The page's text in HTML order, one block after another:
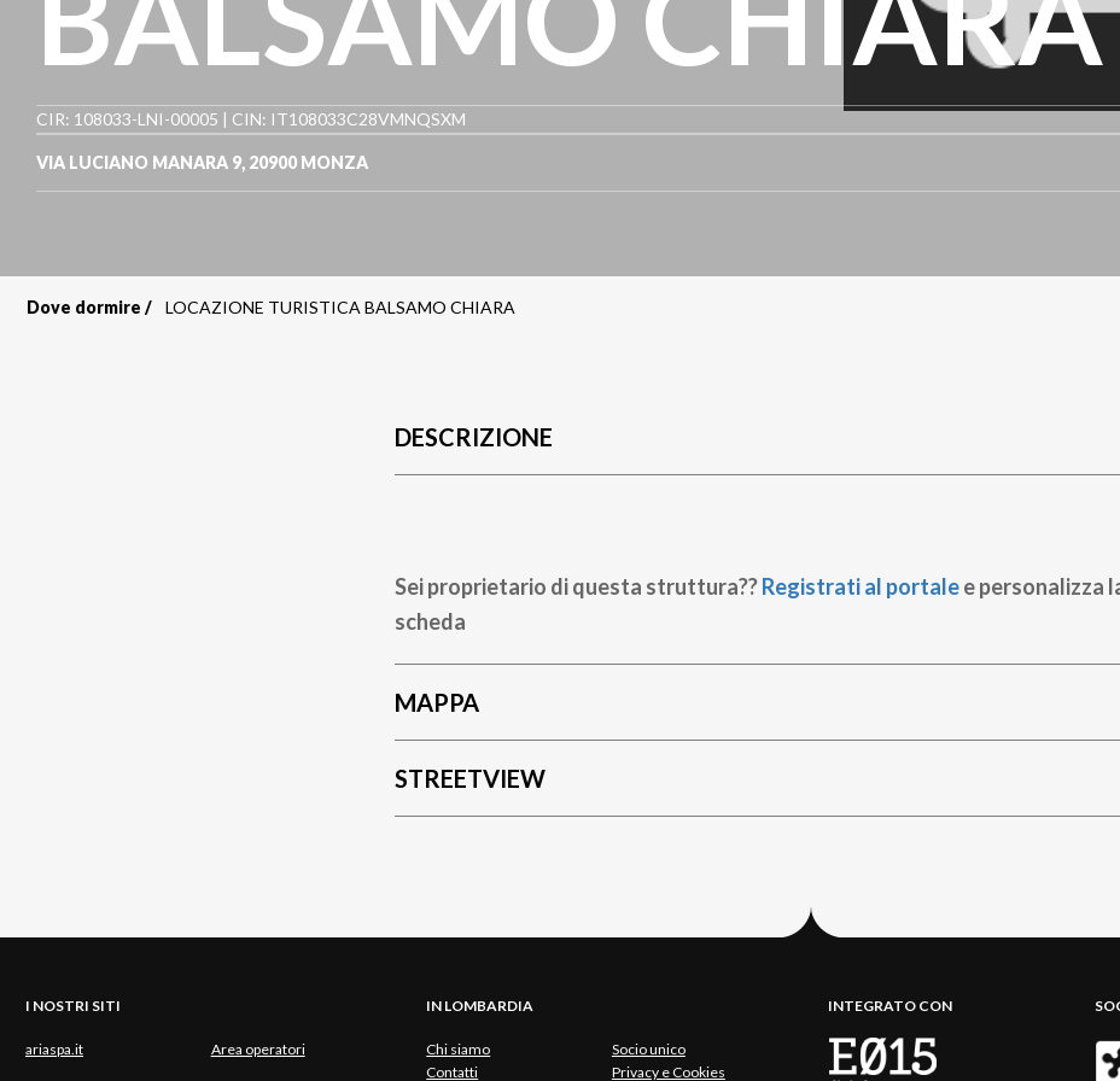
CIR: 108033-LNI-00005 | CIN: IT108033C28VMNQSXM
VIA LUCIANO MANARA 9, 20900 MONZA
Dove dormire LOCAZIONE TURISTICA BALSAMO CHIARA
DESCRIZIONE
Sei proprietario di questa struttura??Registrati al portalee personalizza
scheda
MAPPA
STREETVIEW
I NOSTRI SITI
ariaspa.it Area operatori
IN LOMBARDIA
Chi siamo
Socio unico
Contatti
Privacy e Cookies
INTEGRATO CON